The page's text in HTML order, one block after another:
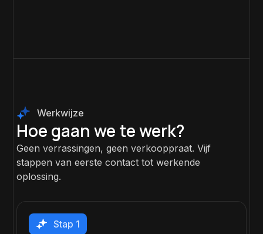
Werkwijze
Hoe gaan we te werk?
Geen verrassingen, geen verkooppraat. Vijf
stappen van eerste contact tot werkende
oplossing.
Stap 1